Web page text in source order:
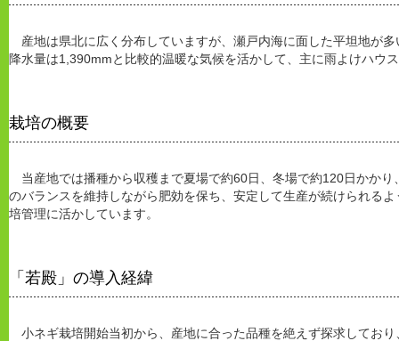
産地は県北に広く分布していますが、瀬戸内海に面した平坦地が
降水量は1,390mmと比較的温暖な気候を活かして、主に雨よけハウ
栽培の概要
当産地では播種から収穫まで夏場で約60日、冬場で約120日かか
のバランスを維持しながら肥効を保ち、安定して生産が続けられる
培管理に活かしています。
「若殿」の導入経緯
小ネギ栽培開始当初から、産地に合った品種を絶えず探求してお